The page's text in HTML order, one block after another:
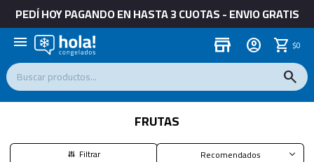
PEDÍ HOY PAGANDO EN HASTA 3 CUOTAS - ENVIO GRATIS
menu store $0
FRUTAS
Recomendados